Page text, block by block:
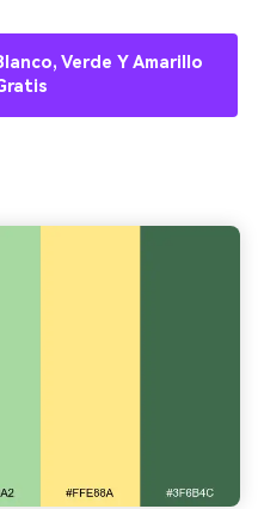
Verde Y Amarillo